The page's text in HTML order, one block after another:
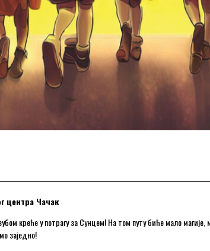
центра Чачак
креће у потрагу за Сунцем! На том путу биће мало
заједно!